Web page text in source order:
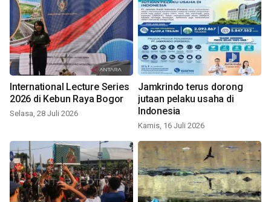
International Lecture Series
2026 di Kebun Raya Bogor
Selasa, 28 Juli 2026
Jamkrindo terus dorong
jutaan pelaku usaha di
Indonesia
Kamis, 16 Juli 2026